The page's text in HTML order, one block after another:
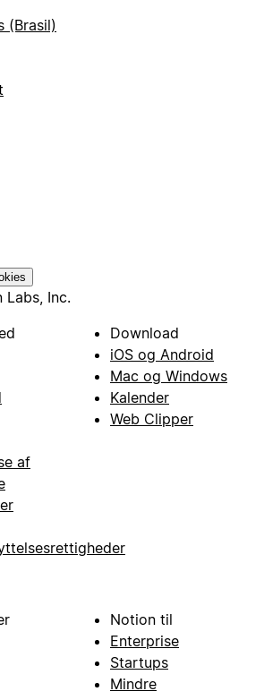
(Brasil)
Inc.
af
Download
iOS og Android
Mac og Windows
Kalender
Web Clipper
Notion til
Enterprise
Startups
Mindre